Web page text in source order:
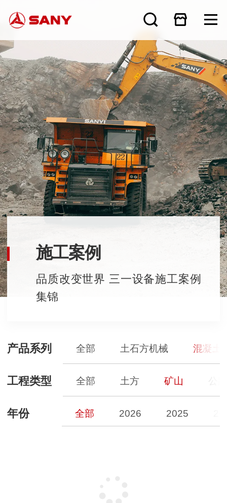
施工案例
品质改变世界 三一设备施工案例
集锦
产品系列 全部 土石方机械 混凝土
工程类型 全部 土方 矿山 公
年份 全部 2026 2025